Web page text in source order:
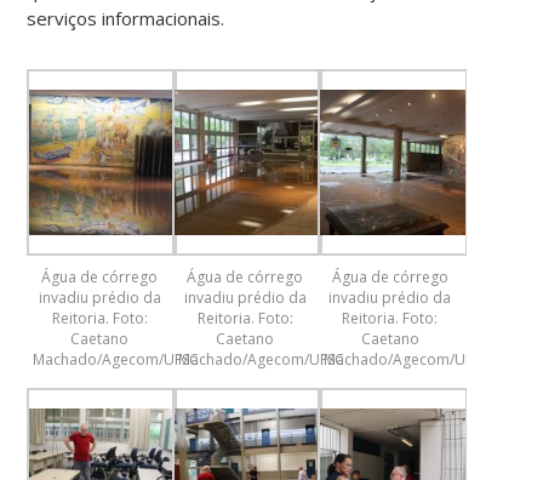
serviços informacionais.
Água de córrego
invadiu prédio da
Reitoria. Foto:
Caetano
Machado/Agecom/UFSC
Água de córrego
invadiu prédio da
Reitoria. Foto:
Caetano
Machado/Agecom/UFSC
Água de córrego
invadiu prédio da
Reitoria. Foto:
Caetano
Machado/Agecom/UFSC